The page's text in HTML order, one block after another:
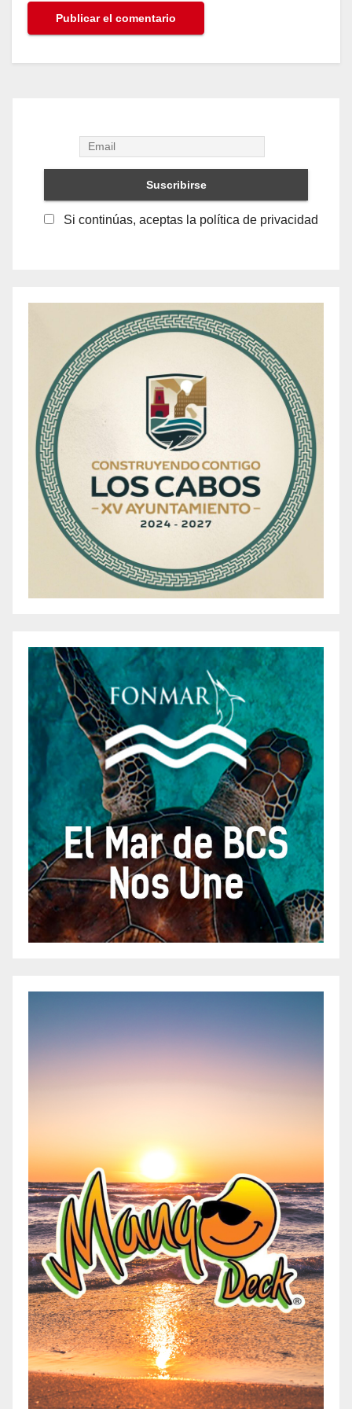
Si continúas, aceptas la política de privacidad